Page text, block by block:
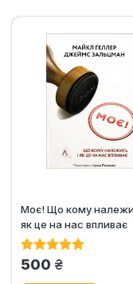
Моє! Що кому
як це на нас впливає
500 грн.